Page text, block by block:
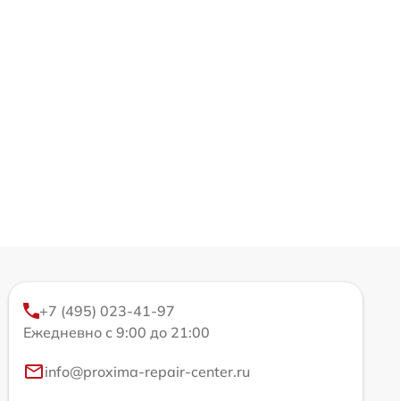
+7 (495) 023-41-97
Ежедневно с 9:00 до 21:00
info@proxima-repair-center.ru